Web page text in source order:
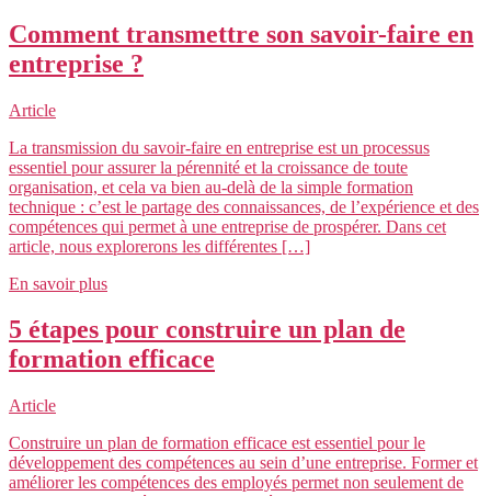
Comment transmettre son savoir-faire en
entreprise ?
Article
La transmission du savoir-faire en entreprise est un processus
essentiel pour assurer la pérennité et la croissance de toute
organisation, et cela va bien au-delà de la simple formation
technique : c’est le partage des connaissances, de l’expérience et des
compétences qui permet à une entreprise de prospérer. Dans cet
article, nous explorerons les différentes […]
En savoir plus
5 étapes pour construire un plan de
formation efficace
Article
Construire un plan de formation efficace est essentiel pour le
développement des compétences au sein d’une entreprise. Former et
améliorer les compétences des employés permet non seulement de